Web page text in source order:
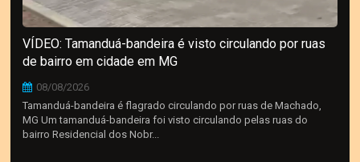
VÍDEO: Tamanduá-bandeira é visto circulando por ruas
de bairro em cidade em MG
08/08/2026
Tamanduá-bandeira é flagrado circulando por ruas de Machado,
MG Um tamanduá-bandeira foi visto circulando pelas ruas do
bairro Residencial dos Nobr...